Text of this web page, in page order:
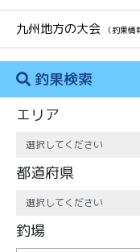
九州地方の大会 （釣果情
釣果検索
エリア
都道府県
釣場